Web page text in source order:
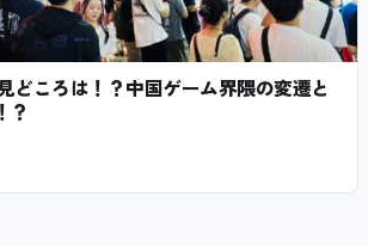
どころは！？中国ゲーム界隈の変遷と
？